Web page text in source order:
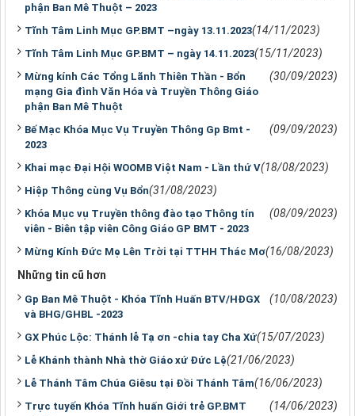
phận Ban Mê Thuột – 2023
Tĩnh Tâm Linh Mục GP.BMT –ngày 13.11.2023(14/11/2023)
Tĩnh Tâm Linh Mục GP.BMT – ngày 14.11.2023(15/11/2023)
Mừng kính Các Tổng Lãnh Thiên Thần - Bổn
mạng Gia đình Văn Hóa và Truyền Thông Giáo
phận Ban Mê Thuột
(30/09/2023)
Bế Mạc Khóa Mục Vụ Truyền Thông Gp Bmt -
2023
(09/09/2023)
Khai mạc Đại Hội WOOMB Việt Nam - Lần thứ V(18/08/2023)
Hiệp Thông cùng Vụ Bổn(31/08/2023)
Khóa Mục vụ Truyền thông đào tạo Thông tín
viên - Biên tập viên Công Giáo GP BMT - 2023
(08/09/2023)
Mừng Kính Đức Mẹ Lên Trời tại TTHH Thác Mơ(16/08/2023)
Những tin cũ hơn
Gp Ban Mê Thuột - Khóa Tĩnh Huấn BTV/HĐGX
và BHG/GHBL -2023
(10/08/2023)
GX Phúc Lộc: Thánh lễ Tạ ơn -chia tay Cha Xứ(15/07/2023)
Lễ Khánh thành Nhà thờ Giáo xứ Đức Lệ(21/06/2023)
Lễ Thánh Tâm Chúa Giêsu tại Đồi Thánh Tâm(16/06/2023)
Trực tuyến Khóa Tĩnh huấn Giới trẻ GP.BMT
(14/06/2023)